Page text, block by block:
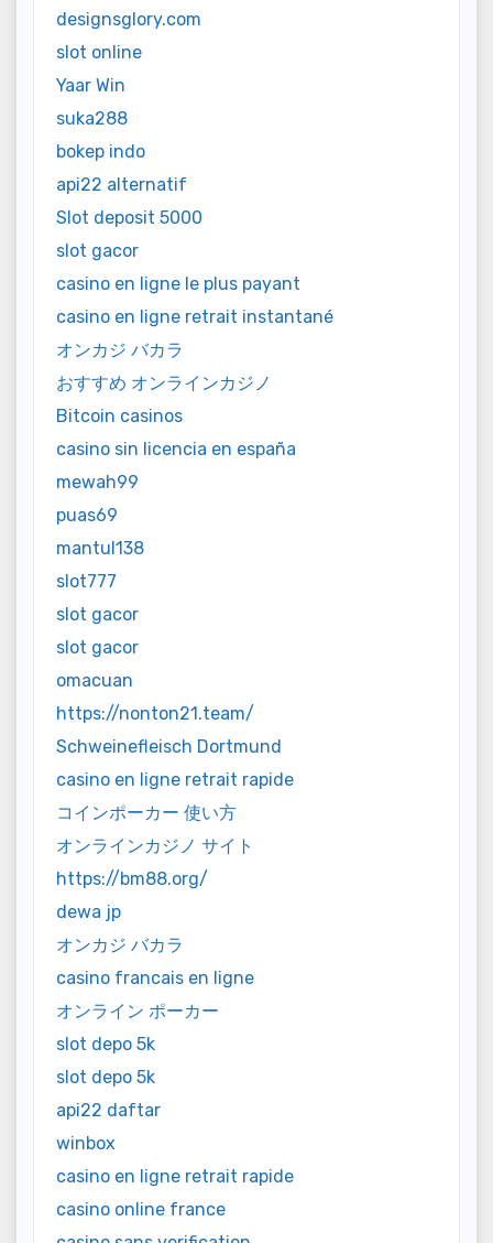
designsglory.com
slot online
Yaar Win
suka288
bokep indo
api22 alternatif
Slot deposit 5000
slot gacor
casino en ligne le plus payant
casino en ligne retrait instantané
オンカジ バカラ
おすすめ オンラインカジノ
Bitcoin casinos
casino sin licencia en españa
mewah99
puas69
mantul138
slot777
slot gacor
slot gacor
omacuan
https://nonton21.team/
Schweinefleisch Dortmund
casino en ligne retrait rapide
コインポーカー 使い方
オンラインカジノ サイト
https://bm88.org/
dewa jp
オンカジ バカラ
casino francais en ligne
オンライン ポーカー
slot depo 5k
slot depo 5k
api22 daftar
winbox
casino en ligne retrait rapide
casino online france